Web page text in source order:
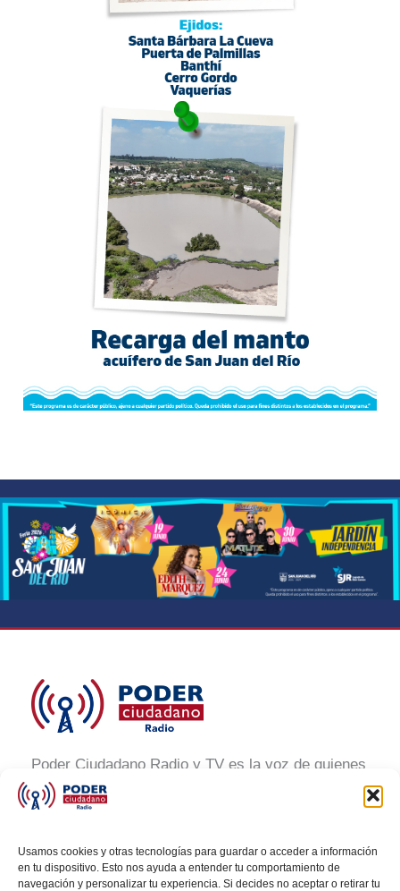
Usamos cookies y otras tecnologías para guardar o acceder a información
en tu dispositivo. Esto nos ayuda a entender tu comportamiento de
navegación y personalizar tu experiencia. Si decides no aceptar o retirar tu
Poder Ciudadano Radio y TV es la voz de quienes
buscan un México informado y participativo.
Nuestro compromiso es conectar con la
transformación social a través de noticias claras,